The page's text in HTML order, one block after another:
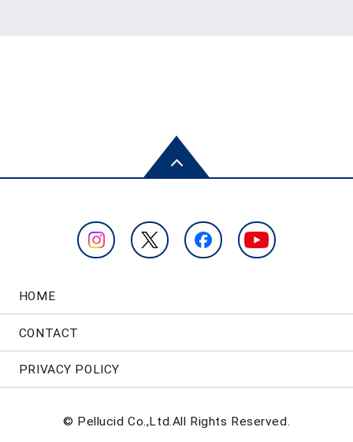
HOME
CONTACT
PRIVACY POLICY
© Pellucid Co.,Ltd.All Rights Reserved.